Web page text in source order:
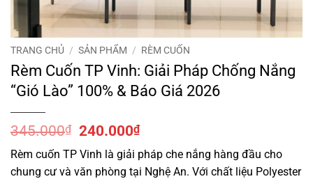
TRANG CHỦ / SẢN PHẨM / RÈM CUỐN
Rèm Cuốn TP Vinh: Giải Pháp Chống Nắng
“Gió Lào” 100% & Báo Giá 2026
345.000₫ Giá
là:
345.000₫.
240.000₫Giá
tại
là:
Rèm cuốn TP Vinh là giải pháp che nắng hàng đầu cho
chung cư và văn phòng tại Nghệ An. Với chất liệu Polyester